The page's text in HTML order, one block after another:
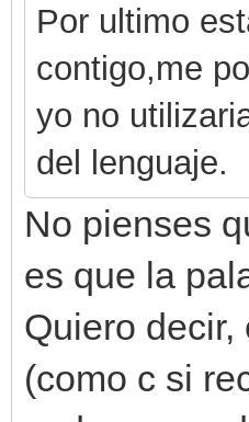
Por ultimo
contigo,me
yo no
del lenguaje.
No pienses
es que la
Quiero
(como c si